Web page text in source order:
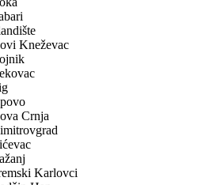
Kneževac
Crnja
Karlovci